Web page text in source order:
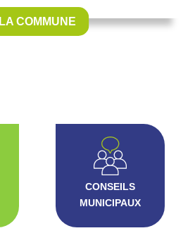
LA COMMUNE
CONSEILS
MUNICIPAUX